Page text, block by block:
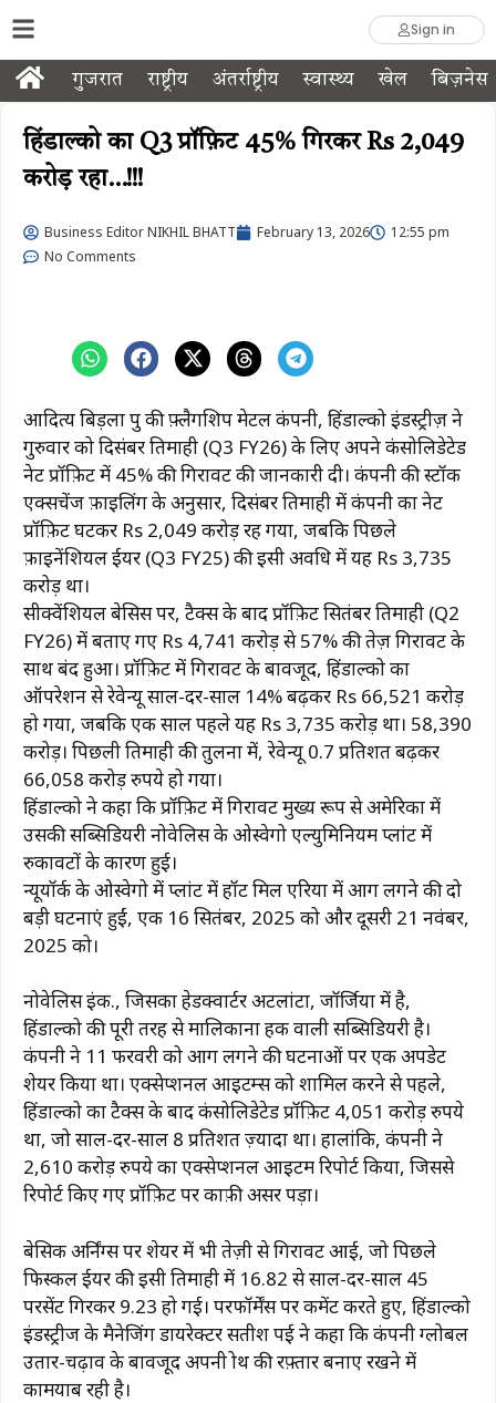
Sign in
गुजरात राष्ट्रीय अंतर्राष्ट्रीय स्वास्थ्य खेल बिज़नेस
हिंडाल्को का Q3 प्रॉफ़िट 45% गिरकर Rs 2,049
करोड़ रहा…!!!
Business Editor NIKHIL BHATT February 13, 2026
12:55 pm
No Comments
आदित्य बिड़ला ग्रुप की फ़्लैगशिप मेटल कंपनी, हिंडाल्को इंडस्ट्रीज़ ने
गुरुवार को दिसंबर तिमाही (Q3 FY26) के लिए अपने कंसोलिडेटेड
नेट प्रॉफ़िट में 45% की गिरावट की जानकारी दी। कंपनी की स्टॉक
एक्सचेंज फ़ाइलिंग के अनुसार, दिसंबर तिमाही में कंपनी का नेट
प्रॉफ़िट घटकर Rs 2,049 करोड़ रह गया, जबकि पिछले
फ़ाइनेंशियल ईयर (Q3 FY25) की इसी अवधि में यह Rs 3,735
करोड़ था।
सीक्वेंशियल बेसिस पर, टैक्स के बाद प्रॉफ़िट सितंबर तिमाही (Q2
FY26) में बताए गए Rs 4,741 करोड़ से 57% की तेज़ गिरावट के
साथ बंद हुआ। प्रॉफ़िट में गिरावट के बावजूद, हिंडाल्को का
ऑपरेशन से रेवेन्यू साल-दर-साल 14% बढ़कर Rs 66,521 करोड़
हो गया, जबकि एक साल पहले यह Rs 3,735 करोड़ था। 58,390
करोड़। पिछली तिमाही की तुलना में, रेवेन्यू 0.7 प्रतिशत बढ़कर
66,058 करोड़ रुपये हो गया।
हिंडाल्को ने कहा कि प्रॉफ़िट में गिरावट मुख्य रूप से अमेरिका में
उसकी सब्सिडियरी नोवेलिस के ओस्वेगो एल्युमिनियम प्लांट में
रुकावटों के कारण हुई।
न्यूयॉर्क के ओस्वेगो में प्लांट में हॉट मिल एरिया में आग लगने की दो
बड़ी घटनाएं हुईं, एक 16 सितंबर, 2025 को और दूसरी 21 नवंबर,
2025 को।
नोवेलिस इंक., जिसका हेडक्वार्टर अटलांटा, जॉर्जिया में है,
हिंडाल्को की पूरी तरह से मालिकाना हक वाली सब्सिडियरी है।
कंपनी ने 11 फरवरी को आग लगने की घटनाओं पर एक अपडेट
शेयर किया था। एक्सेप्शनल आइटम्स को शामिल करने से पहले,
हिंडाल्को का टैक्स के बाद कंसोलिडेटेड प्रॉफ़िट 4,051 करोड़ रुपये
था, जो साल-दर-साल 8 प्रतिशत ज़्यादा था। हालांकि, कंपनी ने
2,610 करोड़ रुपये का एक्सेप्शनल आइटम रिपोर्ट किया, जिससे
रिपोर्ट किए गए प्रॉफ़िट पर काफ़ी असर पड़ा।
बेसिक अर्निंग्स पर शेयर में भी तेज़ी से गिरावट आई, जो पिछले
फिस्कल ईयर की इसी तिमाही में ₹16.82 से साल-दर-साल 45
परसेंट गिरकर ₹9.23 हो गई। परफॉर्मेंस पर कमेंट करते हुए, हिंडाल्को
इंडस्ट्रीज के मैनेजिंग डायरेक्टर सतीश पई ने कहा कि कंपनी ग्लोबल
उतार-चढ़ाव के बावजूद अपनी ग्रोथ की रफ़्तार बनाए रखने में
कामयाब रही है।